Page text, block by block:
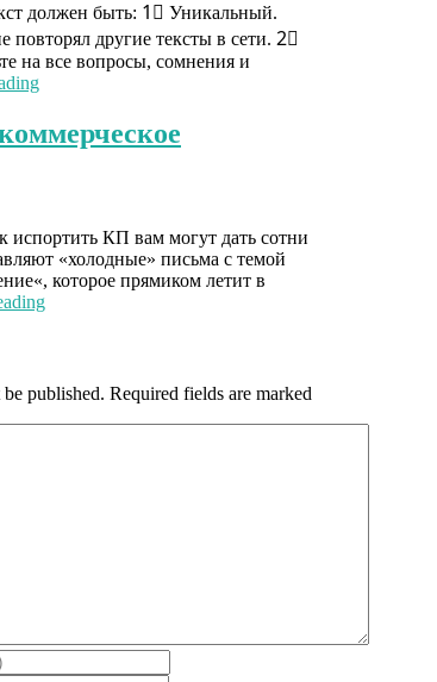
должен быть: 1⃣ Уникальный.
повторял другие тексты в сети. 2⃣
на все вопросы, сомнения и
испортить КП вам могут дать сотни
«холодные» письма с темой
которое прямиком летит в
published. Required fields are marked